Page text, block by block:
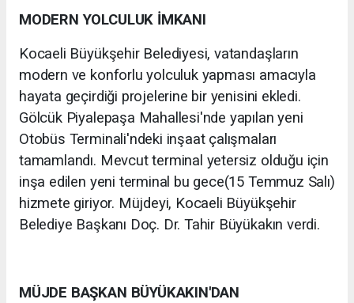
MODERN YOLCULUK İMKANI
Kocaeli Büyükşehir Belediyesi, vatandaşların
modern ve konforlu yolculuk yapması amacıyla
hayata geçirdiği projelerine bir yenisini ekledi.
Gölcük Piyalepaşa Mahallesi'nde yapılan yeni
Otobüs Terminali'ndeki inşaat çalışmaları
tamamlandı. Mevcut terminal yetersiz olduğu için
inşa edilen yeni terminal bu gece(15 Temmuz Salı)
hizmete giriyor. Müjdeyi, Kocaeli Büyükşehir
Belediye Başkanı Doç. Dr. Tahir Büyükakın verdi.
MÜJDE BAŞKAN BÜYÜKAKIN'DAN